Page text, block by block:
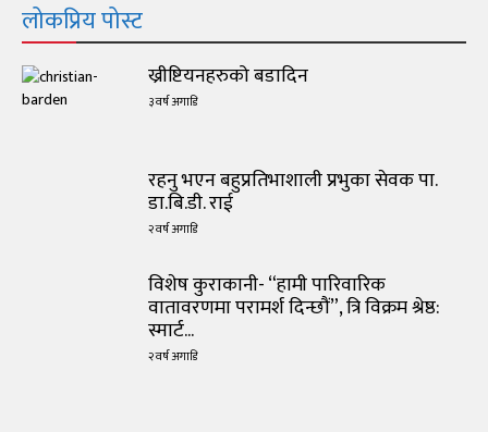
लोकप्रिय पोस्ट
ख्रीष्टियनहरुको बडादिन
३ वर्ष अगाडि
रहनु भएन बहुप्रतिभाशाली प्रभुका सेवक पा.
डा.बि.डी. राई
२ वर्ष अगाडि
विशेष कुराकानी- “हामी पारिवारिक
वातावरणमा परामर्श दिन्छौं”, त्रि विक्रम श्रेष्ठ:
स्मार्ट...
२ वर्ष अगाडि